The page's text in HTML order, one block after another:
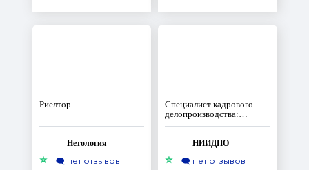
Риелтор
Нетология
⭐ 🗨️ нет отзывов
Специалист кадрового
делопроизводства:
обучение
НИИДПО
⭐ 🗨️ нет отзывов